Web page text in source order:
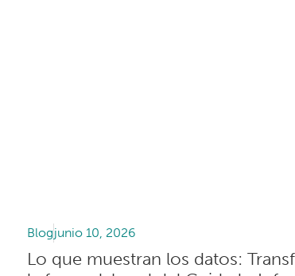
Blogjunio 10, 2026
Lo que muestran los datos: